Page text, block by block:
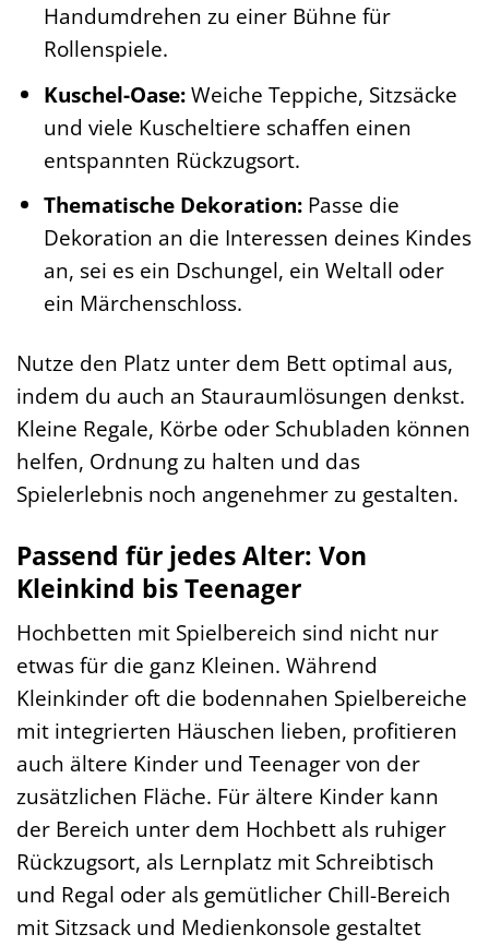
Handumdrehen zu einer Bühne für
Rollenspiele.
Kuschel-Oase:Weiche Teppiche, Sitzsäcke
und viele Kuscheltiere schaffen einen
entspannten Rückzugsort.
Thematische Dekoration: Passe die
Dekoration an die Interessen deines Kindes
an, sei es ein Dschungel, ein Weltall oder
ein Märchenschloss.
Nutze den Platz unter dem Bett optimal aus,
indem du auch an Stauraumlösungen denkst.
Kleine Regale, Körbe oder Schubladen können
helfen, Ordnung zu halten und das
Spielerlebnis noch angenehmer zu gestalten.
Passend für jedes Alter: Von
Kleinkind bis Teenager
Hochbetten mit Spielbereich sind nicht nur
etwas für die ganz Kleinen. Während
Kleinkinder oft die bodennahen Spielbereiche
mit integrierten Häuschen lieben, profitieren
auch ältere Kinder und Teenager von der
zusätzlichen Fläche. Für ältere Kinder kann
der Bereich unter dem Hochbett als ruhiger
Rückzugsort, als Lernplatz mit Schreibtisch
und Regal oder als gemütlicher Chill-Bereich
mit Sitzsack und Medienkonsole gestaltet